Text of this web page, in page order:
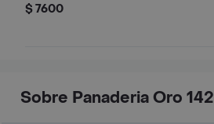
$ 7600
Sobre Panaderia Oro 142